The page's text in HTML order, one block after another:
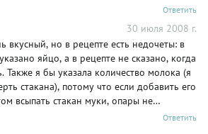
Ответить
30 июля 2008 г.
вкусный, но в рецепте есть недочеты: в
яйцо, а в рецепте не сказано, когда
Также я бы указала количество молока (я
стакана), потому что если добавить его
всыпать стакан муки, опары не
Ответить